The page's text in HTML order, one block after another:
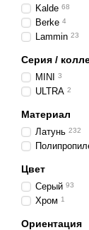
Kalde 68
Berke 4
Lammin 23
Серия /
MINI 3
ULTRA 2
Материал
Латунь 232
Цвет
Серый 93
Хром 1
Ориентация